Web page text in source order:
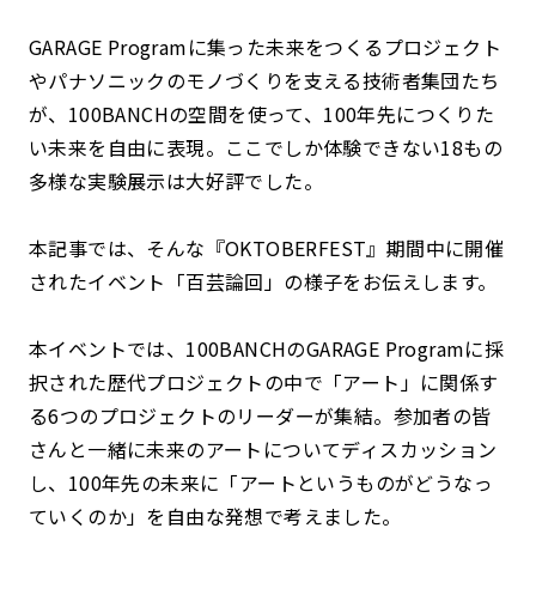
GARAGE Programに集った未来をつくるプロジェクト
やパナソニックのモノづくりを支える技術者集団たち
が、100BANCHの空間を使って、100年先につくりた
い未来を自由に表現。ここでしか体験できない18もの
多様な実験展示は大好評でした。
本記事では、そんな『OKTOBERFEST』期間中に開催
されたイベント「百芸論回」の様子をお伝えします。
本イベントでは、100BANCHのGARAGE Programに採
択された歴代プロジェクトの中で「アート」に関係す
る6つのプロジェクトのリーダーが集結。参加者の皆
さんと一緒に未来のアートについてディスカッション
し、100年先の未来に「アートというものがどうなっ
ていくのか」を自由な発想で考えました。